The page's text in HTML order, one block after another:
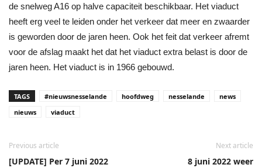
de snelweg A16 op halve capaciteit beschikbaar. Het viaduct
heeft erg veel te leiden onder het verkeer dat meer en zwaarder
is geworden door de jaren heen. Ook het feit dat verkeer afremt
voor de afslag maakt het dat het viaduct extra belast is door de
jaren heen. Het viaduct is in 1966 gebouwd.
TAGS #nieuwsnesselande hoofdweg nesselande
news
nieuws
viaduct
Previous article
[UPDATE] Per 7 juni 2022
Next article
8 juni 2022 weer